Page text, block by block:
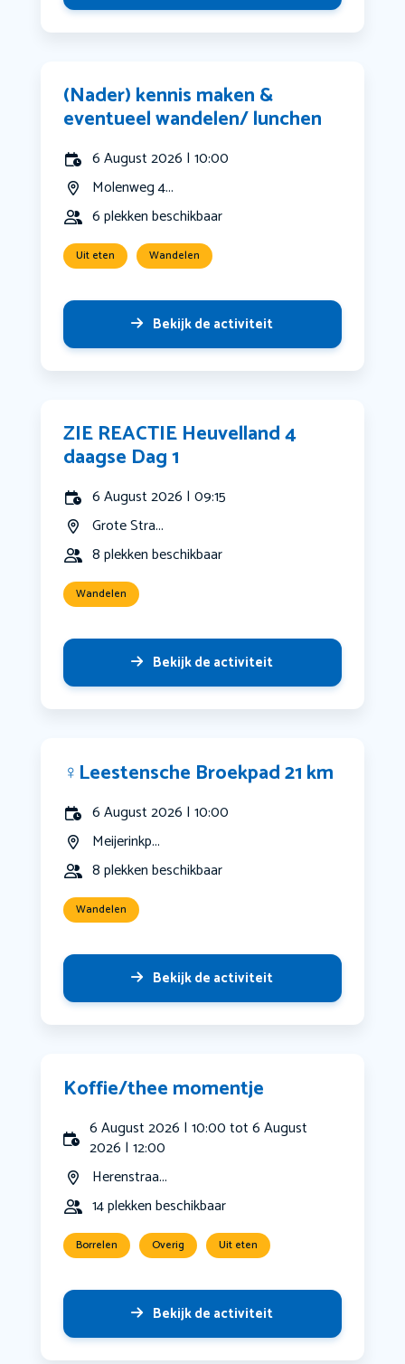
(Nader) kennis maken &
eventueel wandelen/ lunchen
6 August 2026 | 10:00
Molenweg 4...
6 plekken beschikbaar
Uit eten Wandelen
Bekijk de activiteit
ZIE REACTIE Heuvelland 4
daagse Dag 1
6 August 2026 | 09:15
Grote Stra...
8 plekken beschikbaar
Wandelen
Bekijk de activiteit
‍♀️Leestensche Broekpad 21 km
6 August 2026 | 10:00
Meijerinkp...
8 plekken beschikbaar
Wandelen
Bekijk de activiteit
Koffie/thee momentje
6 August 2026 | 10:00 tot 6 August
2026 | 12:00
Herenstraa...
14 plekken beschikbaar
Borrelen Overig Uit eten
Bekijk de activiteit